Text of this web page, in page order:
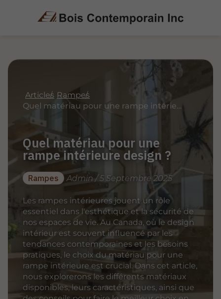
Articles Rampes
Quel matériau pour une rampe intérieure design ?
Quel matériau pour une
rampe intérieure design ?
Rampes Admin / 5 Septembre 2025
Les rampes intérieures jouent un rôle
essentiel dans l'esthétique et la sécurité de
nos espaces de vie. Au Canada, où le design
intérieur est souvent influencé par les
tendances contemporaines et les besoins
pratiques, le choix du matériau pour une
rampe intérieure est crucial. Dans cet article,
nous explorerons les différents matériaux
disponibles, leurs caractéristiques, ainsi que